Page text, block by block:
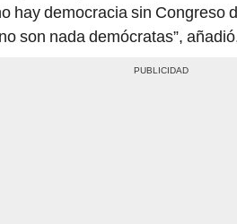
hay democracia sin Congreso
son nada demócratas”,